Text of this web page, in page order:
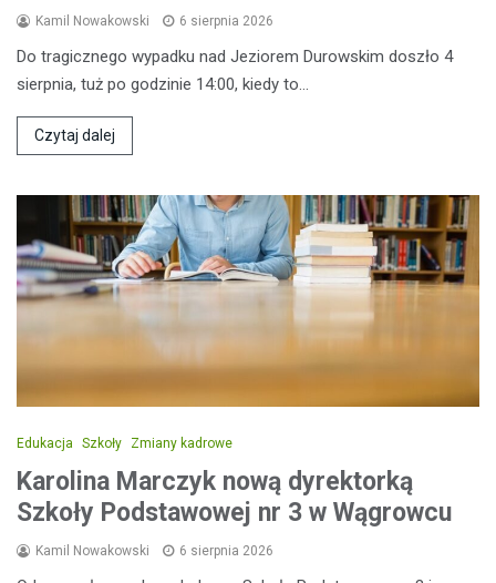
Kamil Nowakowski 6 sierpnia 2026
Do tragicznego wypadku nad Jeziorem Durowskim doszło 4
sierpnia, tuż po godzinie 14:00, kiedy to…
Czytaj dalej
Edukacja Szkoły Zmiany kadrowe
Karolina Marczyk nową dyrektorką
Szkoły Podstawowej nr 3 w Wągrowcu
Kamil Nowakowski 6 sierpnia 2026